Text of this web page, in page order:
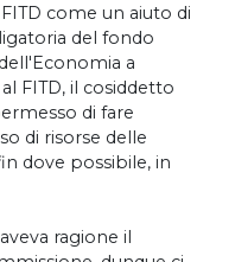
come un aiuto di
del fondo
a
FITD, il cosiddetto
di fare
di risorse delle
dove possibile, in
ragione il